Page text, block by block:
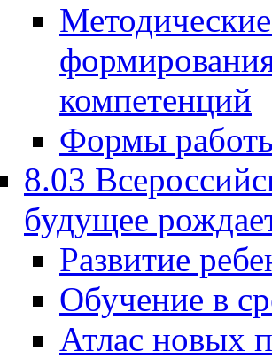
компетенций
Формы
8.03
будущее
Развитие
Обучение в
Атлас новых